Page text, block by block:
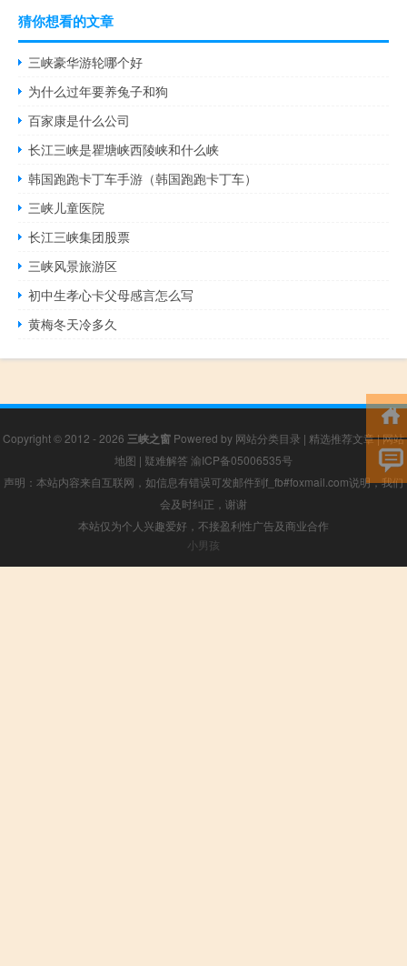
猜你想看的文章
三峡豪华游轮哪个好
为什么过年要养兔子和狗
百家康是什么公司
长江三峡是瞿塘峡西陵峡和什么峡
韩国跑跑卡丁车手游（韩国跑跑卡丁车）
三峡儿童医院
长江三峡集团股票
三峡风景旅游区
初中生孝心卡父母感言怎么写
黄梅冬天冷多久
Copyright © 2012 - 2026 三峡之窗 Powered by 网站分类目录 | 精选推荐文章|网站
地图 | 疑难解答 渝ICP备05006535号
声明：本站内容来自互联网，如信息有错误可发邮件到f_fb#foxmail.com说明，我们
会及时纠正，谢谢
本站仅为个人兴趣爱好，不接盈利性广告及商业合作
小男孩